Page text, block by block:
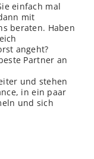
einfach mal
mit
beraten. Haben
angeht?
Partner an
und stehen
in ein paar
und sich